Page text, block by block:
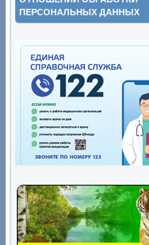
ПЕРСОНАЛЬНЫХ ДАННЫХ